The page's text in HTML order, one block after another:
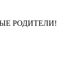
РОДИТЕЛИ!